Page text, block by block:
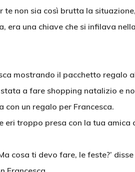
te non sia così brutta la
era una chiave che si infilava
mostrando il pacchetto regalo
a fare shopping natalizio e
con un regalo per Francesca.
eri troppo presa con la tua amica
cosa ti devo fare, le feste?’